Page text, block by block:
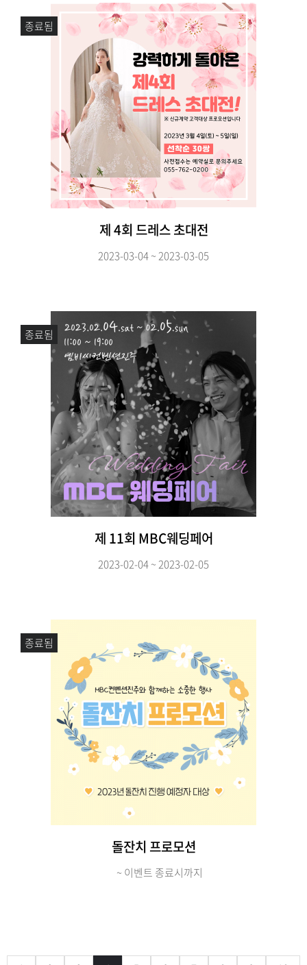
제 4회 드레스 초대전
종료됨
2023-03-04 ~ 2023-03-05
제 11회 MBC웨딩페어
종료됨
2023-02-04 ~ 2023-02-05
돌잔치 프로모션
종료됨
ㅤ ~ 이벤트 종료시까지